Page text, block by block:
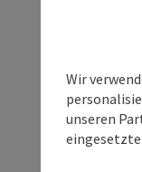
Wir
unseren